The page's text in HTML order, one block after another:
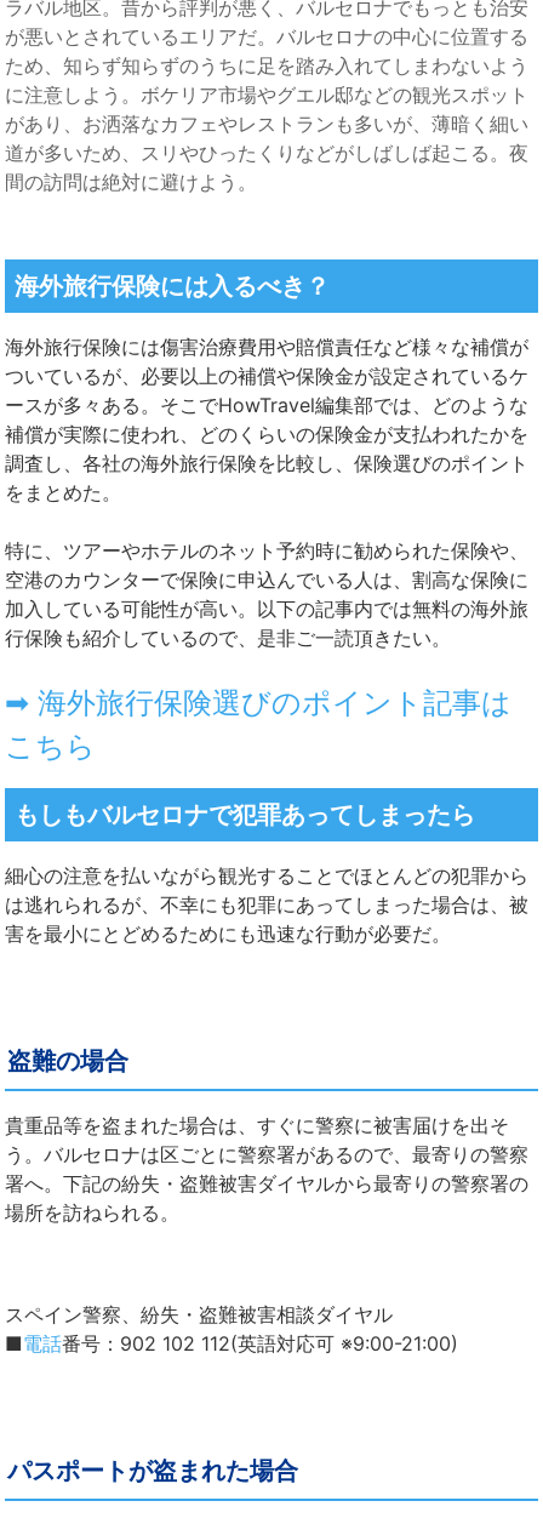
ラバル地区。昔から評判が悪く、バルセロナでもっとも治安
が悪いとされているエリアだ。バルセロナの中心に位置する
ため、知らず知らずのうちに足を踏み入れてしまわないよう
に注意しよう。ボケリア市場やグエル邸などの観光スポット
があり、お洒落なカフェやレストランも多いが、薄暗く細い
道が多いため、スリやひったくりなどがしばしば起こる。夜
間の訪問は絶対に避けよう。
海外旅行保険には入るべき？
海外旅行保険には傷害治療費用や賠償責任など様々な補償が
ついているが、必要以上の補償や保険金が設定されているケ
ースが多々ある。そこでHowTravel編集部では、どのような
補償が実際に使われ、どのくらいの保険金が支払われたかを
調査し、各社の海外旅行保険を比較し、保険選びのポイント
をまとめた。
特に、ツアーやホテルのネット予約時に勧められた保険や、
空港のカウンターで保険に申込んでいる人は、割高な保険に
加入している可能性が高い。以下の記事内では無料の海外旅
行保険も紹介しているので、是非ご一読頂きたい。
➡ 海外旅行保険選びのポイント記事は
こちら
もしもバルセロナで犯罪あってしまったら
細心の注意を払いながら観光することでほとんどの犯罪から
は逃れられるが、不幸にも犯罪にあってしまった場合は、被
害を最小にとどめるためにも迅速な行動が必要だ。
盗難の場合
貴重品等を盗まれた場合は、すぐに警察に被害届けを出そ
う。バルセロナは区ごとに警察署があるので、最寄りの警察
署へ。下記の紛失・盗難被害ダイヤルから最寄りの警察署の
場所を訪ねられる。
スペイン警察、紛失・盗難被害相談ダイヤル
■電話番号：902 102 112(英語対応可 ※9:00-21:00)
パスポートが盗まれた場合